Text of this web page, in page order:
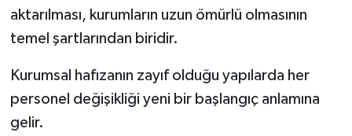
aktarılması, kurumların uzun ömürlü olmasının
temel şartlarından biridir.
Kurumsal hafızanın zayıf olduğu yapılarda her
personel değişikliği yeni bir başlangıç anlamına
gelir.